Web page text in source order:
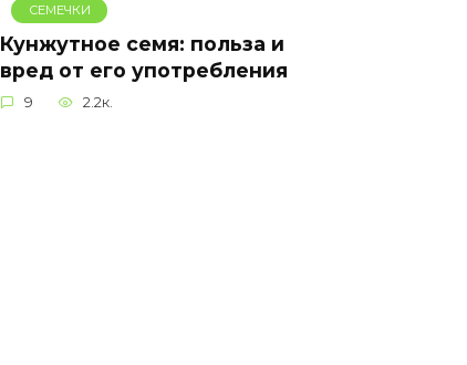
СЕМЕЧКИ
Кунжутное семя: польза и
вред от его употребления
9 2.2к.